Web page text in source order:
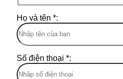
Họ và tên *:
Số điện thoại *: